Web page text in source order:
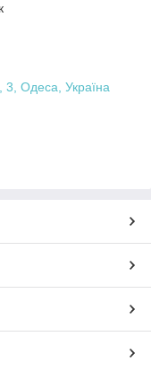
3, Одеса, Україна